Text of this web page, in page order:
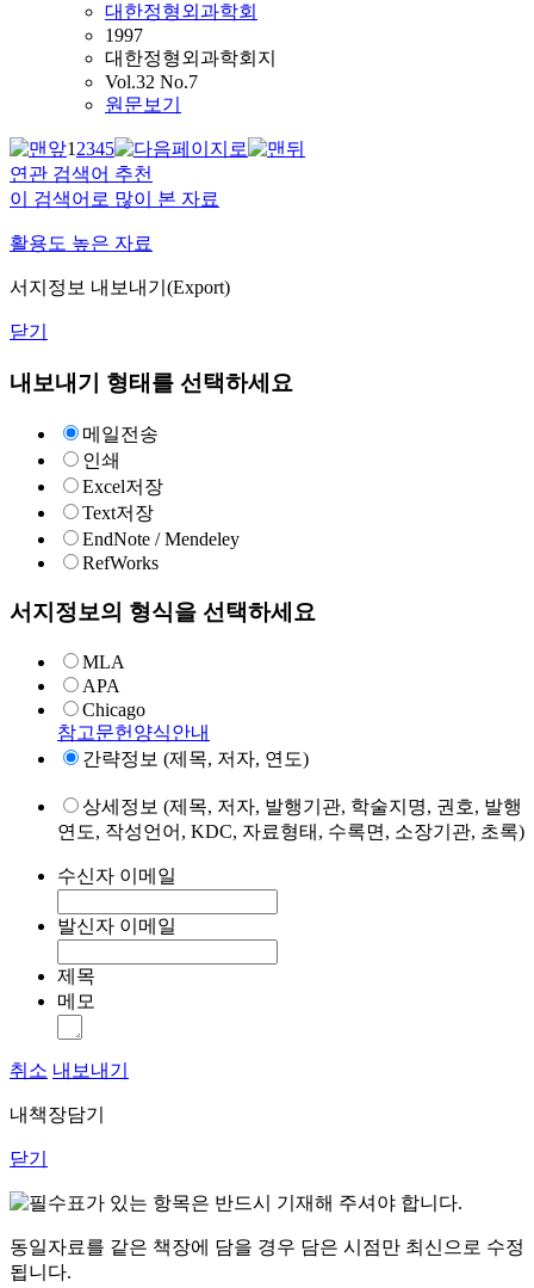
대한정형외과학회
1997
대한정형외과학회지
Vol.32 No.7
원문보기
12345
연관 검색어 추천
이 검색어로 많이 본 자료
활용도 높은 자료
서지정보 내보내기(Export)
닫기
내보내기 형태를 선택하세요
메일전송
인쇄
Excel저장
Text저장
EndNote / Mendeley
RefWorks
서지정보의 형식을 선택하세요
MLA
APA
Chicago
참고문헌양식안내
간략정보 (제목, 저자, 연도)
상세정보 (제목, 저자, 발행기관, 학술지명, 권호, 발행
연도, 작성언어, KDC, 자료형태, 수록면, 소장기관, 초록)
수신자 이메일
발신자 이메일
제목
메모
취소 내보내기
내책장담기
닫기
표가 있는 항목은 반드시 기재해 주셔야 합니다.
동일자료를 같은 책장에 담을 경우 담은 시점만 최신으로 수정
됩니다.